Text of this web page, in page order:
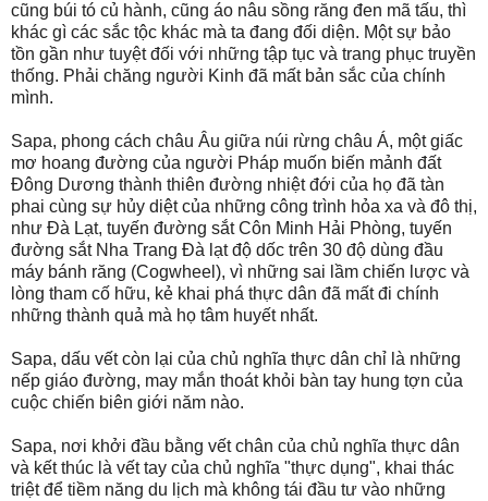
cũng búi tó củ hành, cũng áo nâu sồng răng đen mã tấu, thì
khác gì các sắc tộc khác mà ta đang đối diện. Một sự bảo
tồn gần như tuyệt đối với những tập tục và trang phục truyền
thống. Phải chăng người Kinh đã mất bản sắc của chính
mình.
Sapa, phong cách châu Âu giữa núi rừng châu Á, một giấc
mơ hoang đường của người Pháp muốn biến mảnh đất
Đông Dương thành thiên đường nhiệt đới của họ đã tàn
phai cùng sự hủy diệt của những công trình hỏa xa và đô thị,
như Đà Lạt, tuyến đường sắt Côn Minh Hải Phòng, tuyến
đường sắt Nha Trang Đà lạt độ dốc trên 30 độ dùng đầu
máy bánh răng (Cogwheel), vì những sai lầm chiến lược và
lòng tham cố hữu, kẻ khai phá thực dân đã mất đi chính
những thành quả mà họ tâm huyết nhất.
Sapa, dấu vết còn lại của chủ nghĩa thực dân chỉ là những
nếp giáo đường, may mắn thoát khỏi bàn tay hung tợn của
cuộc chiến biên giới năm nào.
Sapa, nơi khởi đầu bằng vết chân của chủ nghĩa thực dân
và kết thúc là vết tay của chủ nghĩa "thực dụng", khai thác
triệt để tiềm năng du lịch mà không tái đầu tư vào những